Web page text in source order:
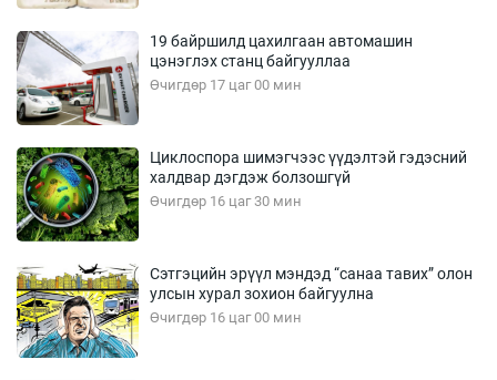
19 байршилд цахилгаан автомашин
цэнэглэх станц байгууллаа
Өчигдөр 17 цаг 00 мин
Циклоспора шимэгчээс үүдэлтэй гэдэсний
халдвар дэгдэж болзошгүй
Өчигдөр 16 цаг 30 мин
Сэтгэцийн эрүүл мэндэд “санаа тавих” олон
улсын хурал зохион байгуулна
Өчигдөр 16 цаг 00 мин